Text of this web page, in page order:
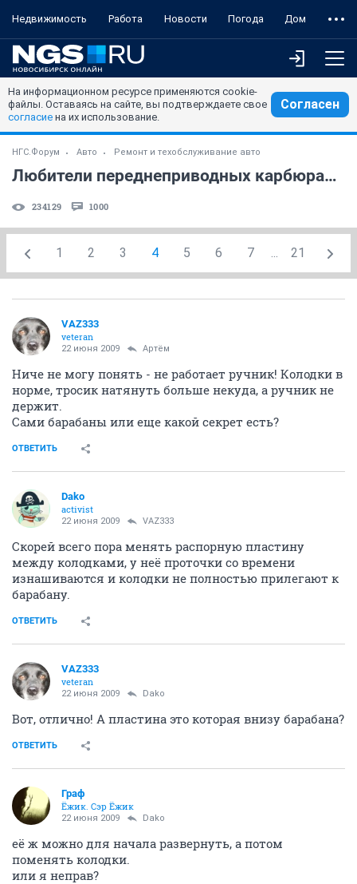
Недвижимость Работа Новости Погода Дом
На информационном ресурсе применяются cookie-
файлы. Оставаясь на сайте, вы подтверждаете свое
согласие на их использование.
Согласен
НГС.Форум Авто Ремонт и техобслуживание авто
Любители переднеприводных карбюраторных ВАЗ'ов -4
234129 1000
1 2 3 4 5 6 7 ... 21
VAZ333
veteran
22 июня 2009 Артём
Ниче не могу понять - не работает ручник! Колодки в
норме, тросик натянуть больше некуда, а ручник не
держит.
Сами барабаны или еще какой секрет есть?
ОТВЕТИТЬ
Dako
activist
22 июня 2009 VAZ333
Скорей всего пора менять распорную пластину
между колодками, у неё проточки со времени
изнашиваются и колодки не полностью прилегают к
барабану.
ОТВЕТИТЬ
VAZ333
veteran
22 июня 2009 Dako
Вот, отлично! А пластина это которая внизу барабана?
ОТВЕТИТЬ
Граф
Ёжик. Сэр Ёжик
22 июня 2009 Dako
её ж можно для начала развернуть, а потом
поменять колодки.
или я неправ?